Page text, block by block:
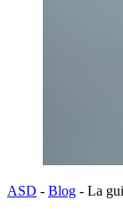
ASD - Blog - La